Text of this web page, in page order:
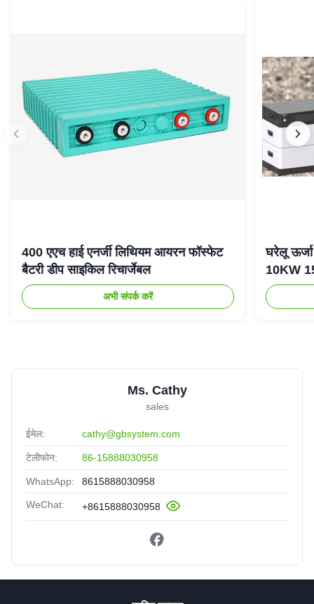
400 एएच हाई एनर्जी लिथियम आयरन फॉस्फेट
बैटरी डीप साइकिल रिचार्जेबल
अभी संपर्क करें
घरेलू
10KW
Ms. Cathy
sales
ईमेल: cathy@gbsystem.com
टेलीफोन: 86-15888030958
WhatsApp: 8615888030958
WeChat: +8615888030958